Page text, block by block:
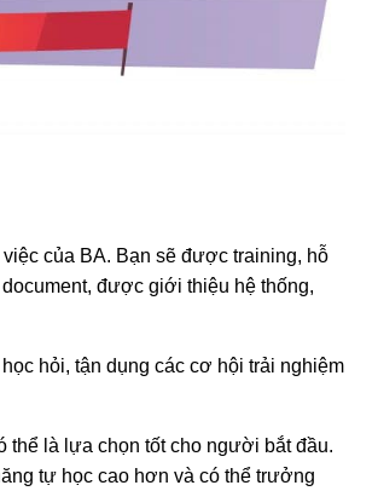
của BA. Bạn sẽ được training, hỗ
được giới thiệu hệ thống,
hỏi, tận dụng các cơ hội trải nghiệm
thể là lựa chọn tốt cho người bắt đầu.
tự học cao hơn và có thể trưởng